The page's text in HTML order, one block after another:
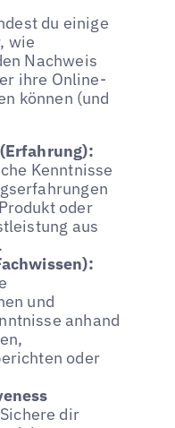
du einige
wie
Nachweis
ihre Online-
können (und
Kenntnisse
oder
aus
und
anhand
oder
Sichere dir